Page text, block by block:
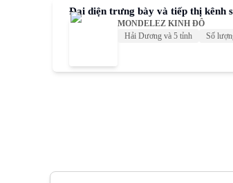
Đại diện trưng bày và tiếp thị kênh
MONDELEZ KINH ĐÔ
Hải Dương và 5 tỉnh
Số